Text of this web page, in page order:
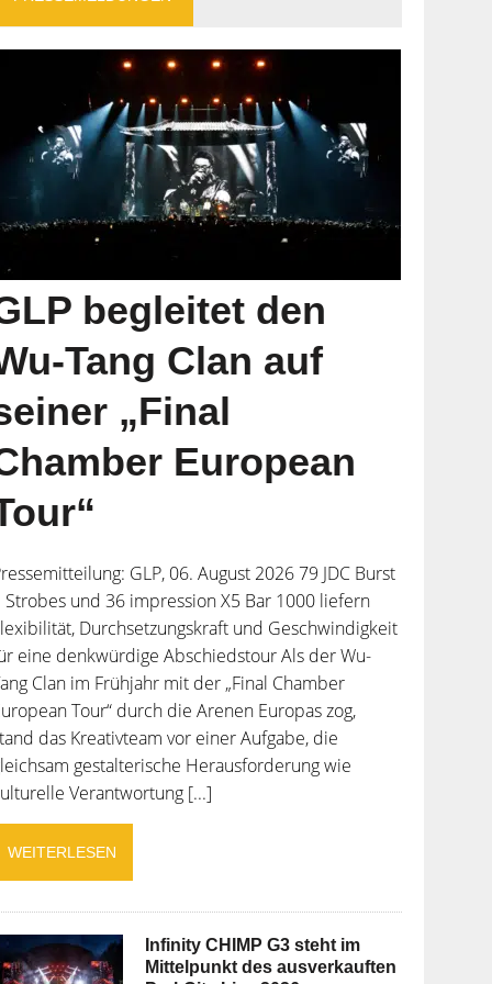
begleitet den
Tang Clan auf
„Final
European
GLP, 06. August 2026 79 JDC Burst
Strobes und 36 impression X5 Bar 1000 liefern
Durchsetzungskraft und Geschwindigkeit
eine denkwürdige Abschiedstour Als der Wu-
Clan im Frühjahr mit der „Final Chamber
Tour“ durch die Arenen Europas zog,
das Kreativteam vor einer Aufgabe, die
gestalterische Herausforderung wie
Verantwortung [...]
WEITERLESEN
Infinity CHIMP G3 steht im
Mittelpunkt des ausverkauften